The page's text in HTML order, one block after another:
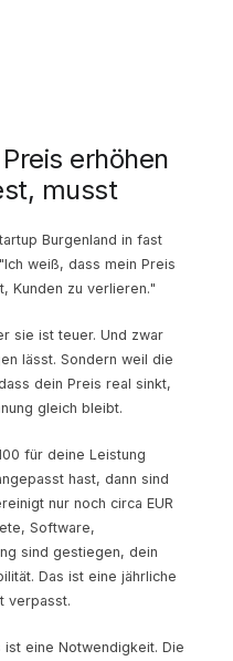
erhöhen
musst
Burgenland in fast
weiß, dass mein Preis
Kunden zu verlieren."
sie ist teuer. Und zwar
lässt. Sondern weil die
dein Preis real sinkt,
gleich bleibt.
für deine Leistung
hast, dann sind
nur noch circa EUR
Software,
sind gestiegen, dein
Das ist eine jährliche
verpasst.
eine Notwendigkeit. Die